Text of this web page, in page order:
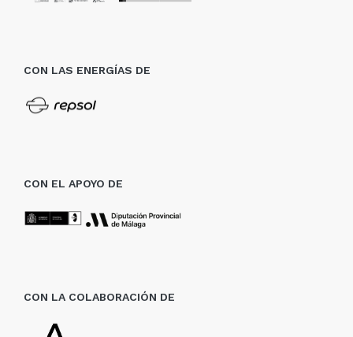
CON LAS ENERGÍAS DE
CON EL APOYO DE
CON LA COLABORACIÓN DE